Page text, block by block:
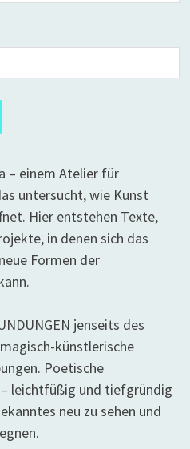
– einem Atelier für
untersucht, wie Kunst
Hier entstehen Texte,
in denen sich das
Formen der
jenseits des
künstlerische
Poetische
leichtfüßig und tiefgründig
neu zu sehen und